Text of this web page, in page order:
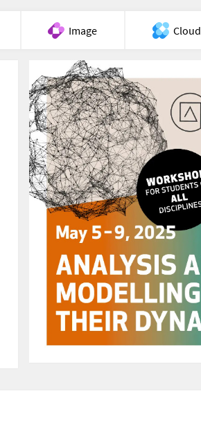
Image Cloud
Meet